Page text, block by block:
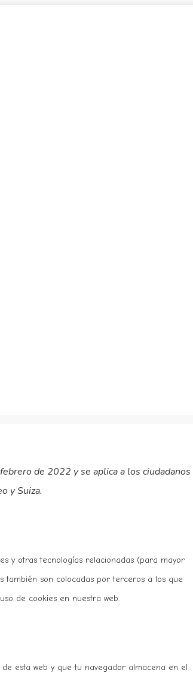
de 2022 y se aplica a los ciudadanos
y Suiza.
y otras tecnologías relacionadas (para mayor
también son colocadas por terceros a los que
de cookies en nuestra web.
esta web y que tu navegador almacena en el